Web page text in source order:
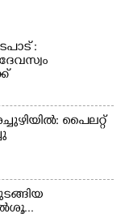
സഭാഗൃഹത്തിൽ
:
പൈലറ്റ്
ശൂ...